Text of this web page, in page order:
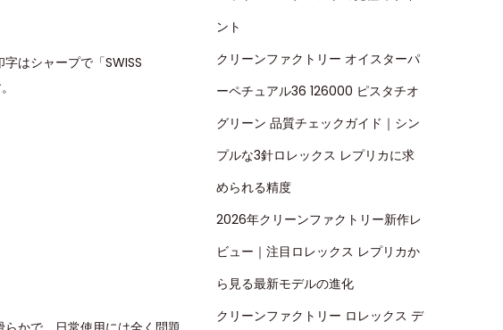
はシャープで「SWISS
ント
クリーンファクトリー オイスターパ
ーペチュアル36 126000 ピスタチオ
グリーン 品質チェックガイド｜シン
プルな3針ロレックス レプリカに求
められる精度
2026年クリーンファクトリー新作レ
ビュー｜注目ロレックス レプリカか
ら見る最新モデルの進化
クリーンファクトリー ロレックス デ